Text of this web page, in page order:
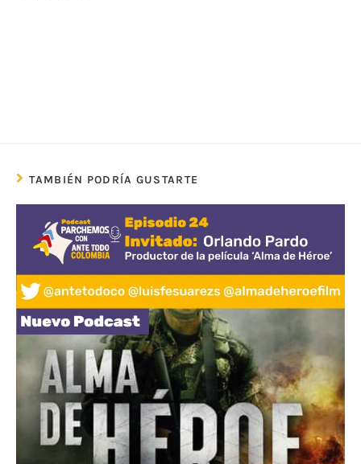
TAMBIÉN PODRÍA GUSTARTE